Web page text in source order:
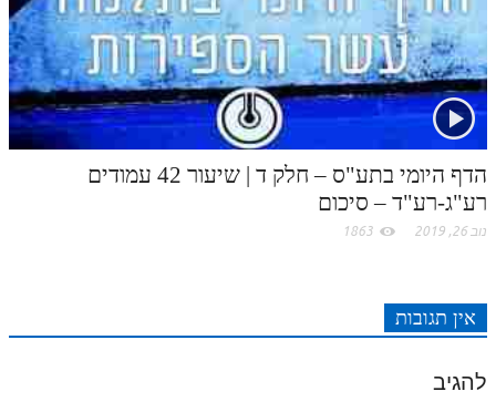
הדף היומי בתע"ס – חלק ד | שיעור 42 עמודים
רע"ג-רע"ד – סיכום
נוב 26, 2019 1863
אין תגובות
להגיב